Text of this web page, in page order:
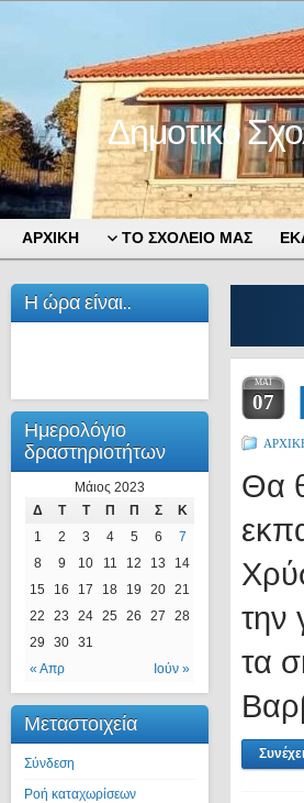
Δημοτικό
ΑΡΧΙΚΗ ΤΟ ΣΧΟΛΕΙΟ ΜΑΣ
Η ώρα είναι..
Ημερολόγιο
δραστηριοτήτων
Μάιος 2023
Δ
Τ Τ Π Π Σ Κ
« Απρ Ιούν »
1 2 3 4 5 6
7
8
9 10 11 12 13
14
15
16 17 18 19 20 21
22
23 24 25 26 27
28
29
30 31
Μεταστοιχεία
Σύνδεση
Ροή καταχωρίσεων
ΜΑΪ́
07
Θα
την
τα